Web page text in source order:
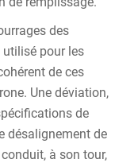
des
pour les
de ces
Une déviation,
de
désalignement de
à son tour,